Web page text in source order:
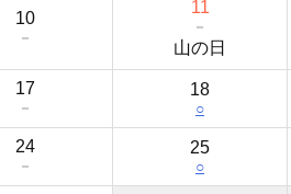
10
－
11
－
山の日
17
－
18
○
24
－
25
○